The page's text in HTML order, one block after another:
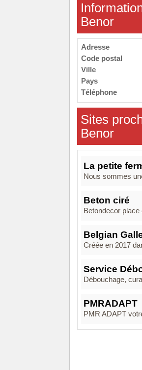
Benor
Adresse
Code postal
Ville
Pays
Téléphone
Sites
Benor
La petite
Nous sommes
Beton ciré
Betondecor
Belgian
Créée en 2017
Service
Débouchage,
PMRADAPT
PMR ADAPT